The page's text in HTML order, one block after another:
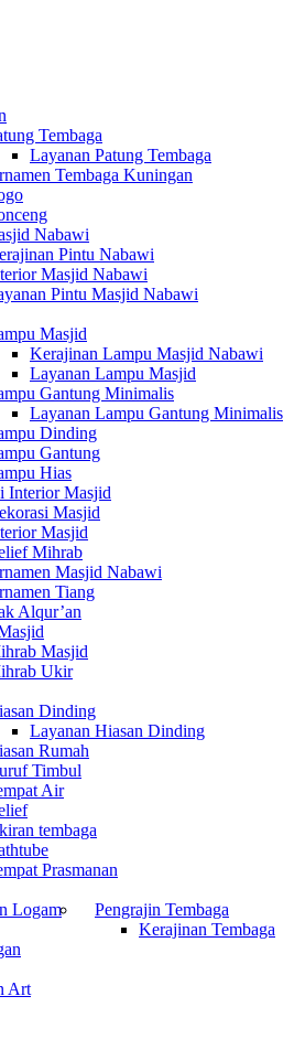
Tembaga
Layanan Patung Tembaga
Tembaga Kuningan
Nabawi
Pintu Nabawi
Masjid Nabawi
Pintu Masjid Nabawi
Masjid
Kerajinan Lampu Masjid Nabawi
Layanan Lampu Masjid
Gantung Minimalis
Layanan Lampu Gantung Minimalis
Dinding
Gantung
Hias
Interior Masjid
Masjid
Masjid
Mihrab
Masjid Nabawi
Tiang
Alqur’an
Masjid
Ukir
Dinding
Layanan Hiasan Dinding
Rumah
Timbul
Air
tembaga
Prasmanan
Logam
Pengrajin Tembaga
Kerajinan Tembaga
Art